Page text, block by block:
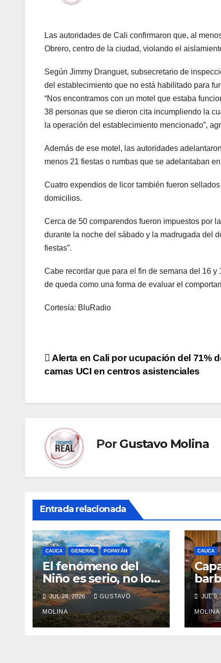
Las autoridades de Cali confirmaron que, al
Obrero, centro de la ciudad, violando el
Según Jimmy Dranguet, subsecretario de
del establecimiento que no está habilitado para
“Nos encontramos con un motel que estaba
38 personas que se dieron cita incumpliendo la
la operación del establecimiento mencionado”,
Además de ese motel, las autoridades
menos 21 fiestas o rumbas que se adelantaban
Cuatro expendios de licor también fueron
domicilios.
Cerca de 50 comparendos fueron impuestos por
durante la noche del sábado y la madrugada del
fiestas”.
Cabe recordar que para el fin de semana del 16
de queda como una forma de evaluar el
Cortesía: BluRadio
Navegación
entradas
Alerta en Cali por ucupación del 71%
camas UCI en centros asistenciales
Por Gustavo Molina
Entrada relacionada
CAUCA GENERAL POPAYÁN
El fenómeno del
Niño es serio, no lo
tome a juego
JUL 28, 2026 GUSTAVO
MOLINA
CAUCA
los
JUL 9,
MOLINA